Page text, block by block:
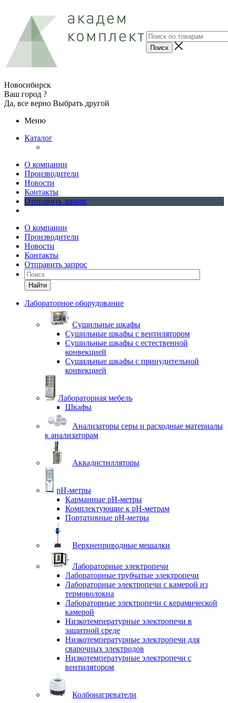
Новосибирск
Ваш город ?
Да, все верно Выбрать другой
Меню
Каталог
О компании
Производители
Новости
Контакты
Отправить запрос
О компании
Производители
Новости
Контакты
Отправить запрос
Найти
Лабораторное оборудование
Cушильные шкафы
Сушильные шкафы с вентилятором
Сушильные шкафы с естественной
конвекцией
Сушильные шкафы с принудительной
конвекцией
Лабораторная мебель
Шкафы
Анализаторы серы и расходные материалы
к анализаторам
Аквадистилляторы
pH-метры
Карманные pH-метры
Комплектующие к pH-метрам
Портативные pH-метры
Верхнеприводные мешалки
Лабораторные электропечи
Лабораторные трубчатые электропечи
Лабораторные электропечи с камерой из
термоволокна
Лабораторные электропечи с керамической
камерой
Низкотемпературные электропечи в
защитной среде
Низкотемпературные электропечи для
cварочных электродов
Низкотемпературные электропечи с
вентилятором
Колбонагреватели